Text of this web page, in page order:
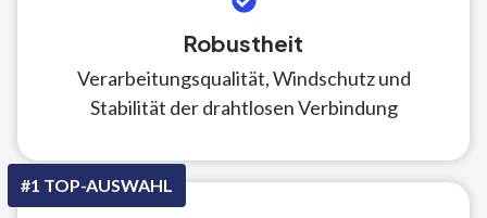
Robustheit
Verarbeitungsqualität, Windschutz und
Stabilität der drahtlosen Verbindung
#1 TOP-AUSWAHL